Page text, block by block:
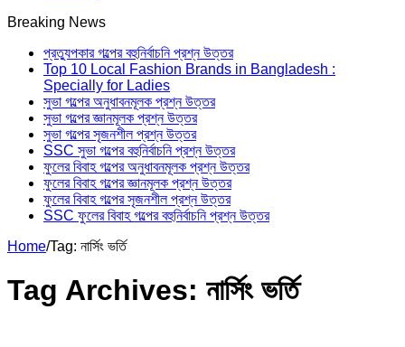
Breaking News
প্রত্যুপকার গল্পের বহুনির্বাচনি প্রশ্ন উত্তর
Top 10 Local Fashion Brands in Bangladesh :
Specially for Ladies
সুভা গল্পের অনুধাবনমূলক প্রশ্ন উত্তর
সুভা গল্পের জ্ঞানমূলক প্রশ্ন উত্তর
সুভা গল্পের সৃজনশীল প্রশ্ন উত্তর
SSC সুভা গল্পের বহুনির্বাচনি প্রশ্ন উত্তর
ফুলের বিবাহ গল্পের অনুধাবনমূলক প্রশ্ন উত্তর
ফুলের বিবাহ গল্পের জ্ঞানমূলক প্রশ্ন উত্তর
ফুলের বিবাহ গল্পের সৃজনশীল প্রশ্ন উত্তর
SSC ফুলের বিবাহ গল্পের বহুনির্বাচনি প্রশ্ন উত্তর
Home/Tag: নার্সিং ভর্তি
Tag Archives: নার্সিং ভর্তি